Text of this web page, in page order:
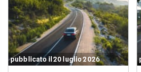
pubblicato il 20 luglio 2026